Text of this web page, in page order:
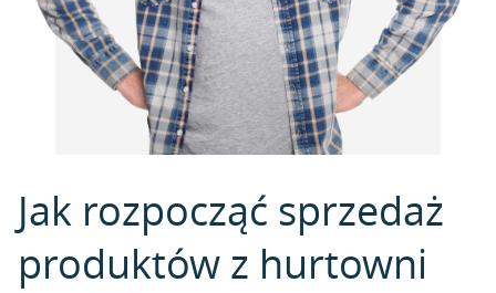
Jak rozpocząć sprzedaż
produktów z hurtowni